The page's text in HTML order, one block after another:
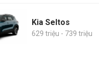
Kia Seltos
629 triệu - 739 triệu